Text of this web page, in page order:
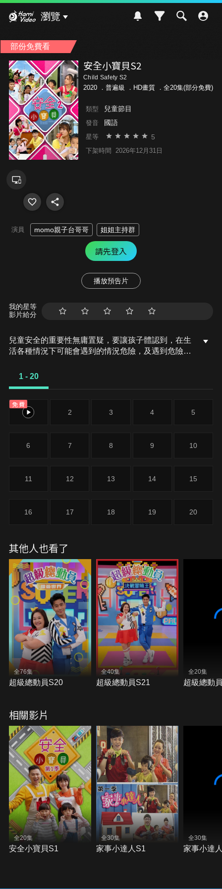
瀏覽
部份免費看
安全小寶貝S2
Child Safety S2
2020 ． 普遍級 ．HD畫質 ．全20集(部分免費)
類型 兒童節目
發音 國語
星等 5
下架時間 2026年12月31日
演員 momo親子台哥哥 姐姐主持群
請先登入
播放預告片
我的星等
影片給分
兒童安全的重要性無庸置疑，要讓孩子體認到，在生
活各種情況下可能會遇到的情況危險，及遇到危險時
另一個層面下，也必須再次教育照顧者，如何讓孩子
1 - 20
免費
1 2 3 4 5
6 7 8 9 10
11 12 13 14 15
16 17 18 19 20
其他人也看了
全76集
超級總動員S20
全40集
超級總動員S21
全20集
超級總動
相關影片
全20集
安全小寶貝S1
全30集
家事小達人S1
全30集
家事小達